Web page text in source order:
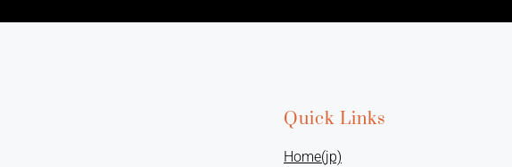
Quick Links
Home(jp)